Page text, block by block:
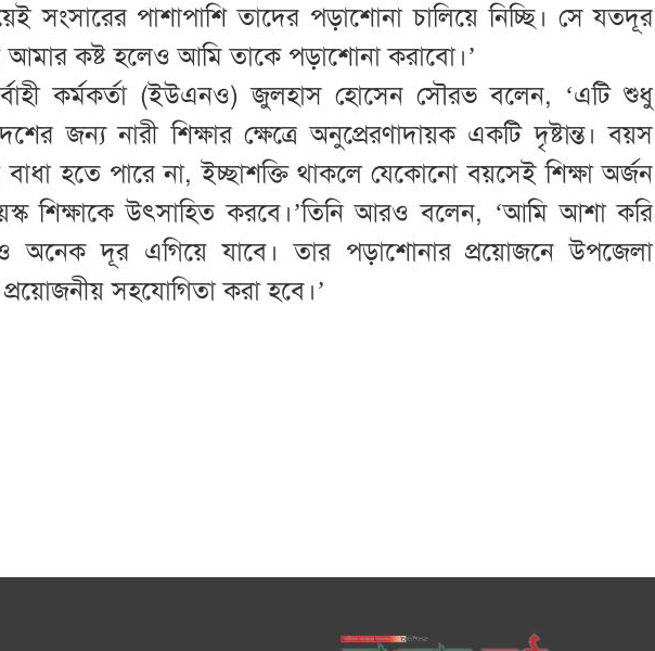
সংসারের পাশাপাশি তাদের পড়াশোনা চালিয়ে নিচ্ছি। সে যতদূর
কষ্ট হলেও আমি তাকে পড়াশোনা করাবো।’
কর্মকর্তা (ইউএনও) জুলহাস হোসেন সৌরভ বলেন, ‘এটি শুধু
জন্য নারী শিক্ষার ক্ষেত্রে অনুপ্রেরণাদায়ক একটি দৃষ্টান্ত। বয়স
হতে পারে না, ইচ্ছাশক্তি থাকলে যেকোনো বয়সেই শিক্ষা অর্জন
শিক্ষাকে উৎসাহিত করবে।’তিনি আরও বলেন, ‘আমি আশা করি
দূর এগিয়ে যাবে। তার পড়াশোনার প্রয়োজনে উপজেলা
সহযোগিতা করা হবে।’